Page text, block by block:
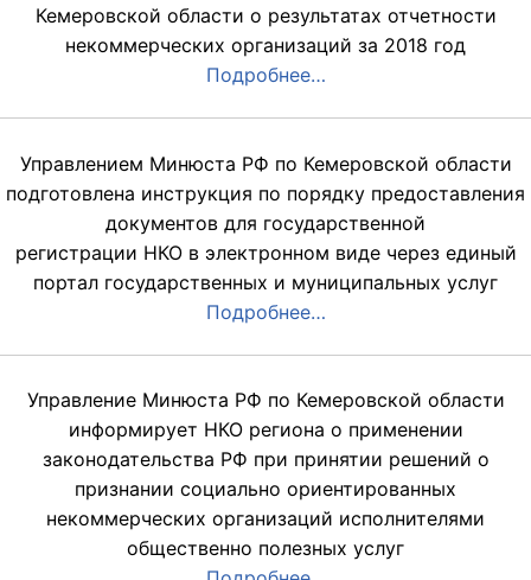
Кемеровской области о результатах отчетности
некоммерческих организаций за 2018 год
Подробнее…
Управлением Минюста РФ по Кемеровской области
подготовлена инструкция по порядку предоставления
документов для государственной
регистрации НКО в электронном виде через единый
портал государственных и муниципальных услуг
Подробнее…
Управление Минюста РФ по Кемеровской области
информирует НКО региона о применении
законодательства РФ при принятии решений о
признании социально ориентированных
некоммерческих организаций исполнителями
общественно полезных услуг